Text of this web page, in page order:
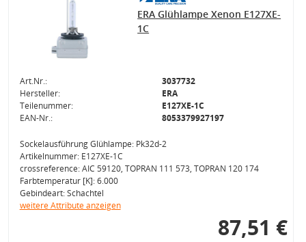
ERA Glühlampe Xenon E127XE-
1C
Art.Nr.:
3037732
Hersteller:
ERA
Teilenummer:
E127XE-1C
EAN-Nr.:
8053379927197
Sockelausführung Glühlampe: Pk32d-2
Artikelnummer: E127XE-1C
crossreference: AIC 59120, TOPRAN 111 573, TOPRAN 120 174
Farbtemperatur [K]: 6.000
Gebindeart: Schachtel
weitere Attribute anzeigen
87,51 €